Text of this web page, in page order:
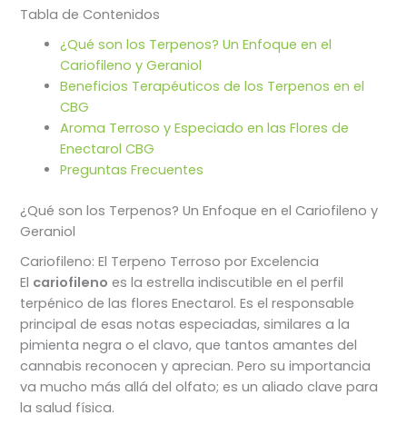
Tabla de Contenidos
¿Qué son los Terpenos? Un Enfoque en el
Cariofileno y Geraniol
Beneficios Terapéuticos de los Terpenos en el
CBG
Aroma Terroso y Especiado en las Flores de
Enectarol CBG
Preguntas Frecuentes
¿Qué son los Terpenos? Un Enfoque en el Cariofileno y
Geraniol
Cariofileno: El Terpeno Terroso por Excelencia
El cariofileno es la estrella indiscutible en el perfil
terpénico de las flores Enectarol. Es el responsable
principal de esas notas especiadas, similares a la
pimienta negra o el clavo, que tantos amantes del
cannabis reconocen y aprecian. Pero su importancia
va mucho más allá del olfato; es un aliado clave para
la salud física.